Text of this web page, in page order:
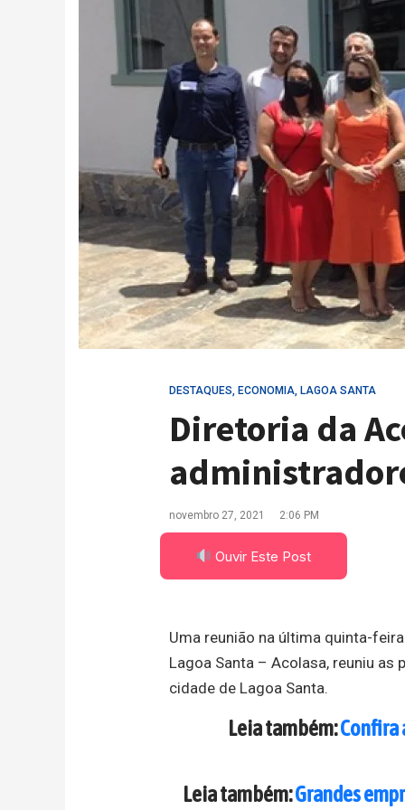
DESTAQUES, ECONOMIA, LAGOA SANTA
Diretoria da
novembro 27, 2021 2:06 PM
Ouvir Este Post
Uma reunião na última quinta-
Lagoa Santa – Acolasa, reuniu
cidade de Lagoa Santa.
Leia também:Confira
Leia também:Grandes